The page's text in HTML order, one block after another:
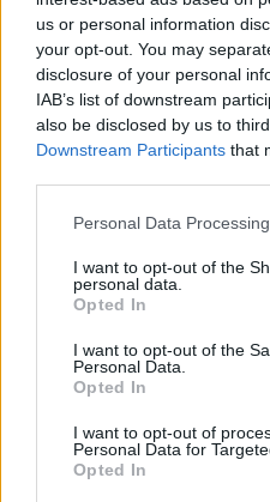
us or personal information
your opt-out. You may
disclosure of your personal
IAB’s list of downstream
also be disclosed by us to
Downstream Participants that
Please note that this website/
not limited to your visit or
grant or deny consent to
use your data for below
consent section.
Personal Data
I want to opt-out of the
personal data.
Opted In
I want to opt-out of the
Personal Data.
Opted In
I want to opt-out of
Personal Data for
Opted In
Maglietta da lavoro a
Categorie
Abrasivi
I prodotti abrasivi
Antincendio
Estintori
Valige pronto soccorso